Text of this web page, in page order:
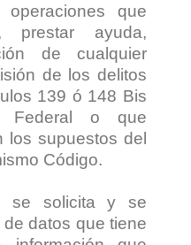
que
prestar ayuda,
de cualquier
de los delitos
139 ó 148 Bis
Federal o que
los supuestos del
Código.
se solicita y se
datos que tiene